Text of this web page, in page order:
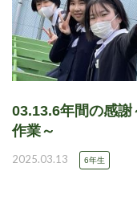
03.13.6年間の感謝
作業～
2025.03.13 6年生